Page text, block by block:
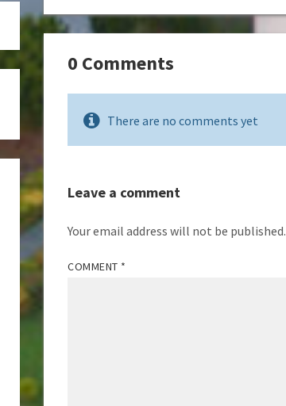
0 Comments
There are no comments yet
Leave a comment
Your email address will not be published.
COMMENT *